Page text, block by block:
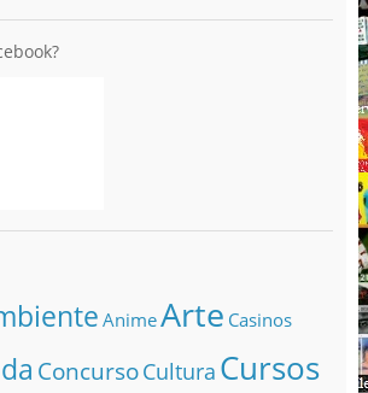
AnimeArte Casinos
ConcursoCultura Cursos